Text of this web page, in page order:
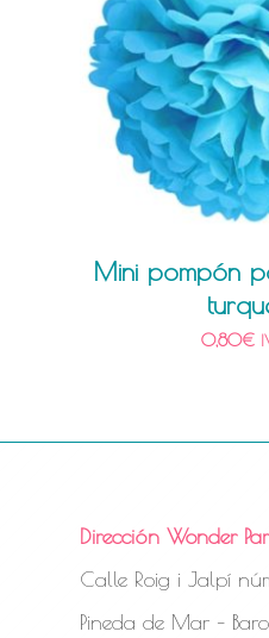
Mini pompón
0,80€
Dirección Wonder
Calle Roig i Jalpí
Pineda de Mar –